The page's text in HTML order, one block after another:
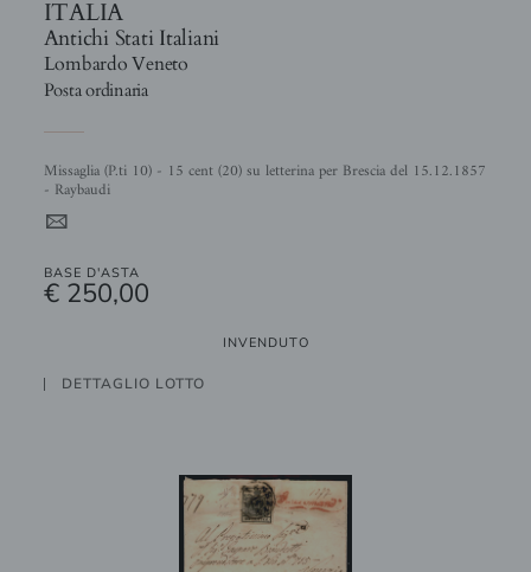
ITALIA
Antichi Stati Italiani
Lombardo Veneto
Posta ordinaria
Missaglia (P.ti 10) - 15 cent (20) su letterina per Brescia del 15.12.1857
- Raybaudi
4
BASE D'ASTA
€ 250,00
INVENDUTO
DETTAGLIO LOTTO